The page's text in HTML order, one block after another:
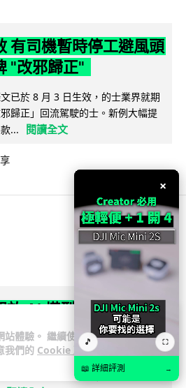
體驗。 繼續使用
我們的 Cookie 政
有司機暫時停工避風頭
"改邪歸正"
已於 8 月 3 日生效，的士業界就期
歸正」回流駕駛的士。新例大幅提
...
閱讀全文
放 AI 模型 業界質疑安
行
頂尖 AI 公司，中國開發的開放權重
AI 安全框架的測試範圍。美國業界
×
🎵 ⛶
📖 詳細評測 →